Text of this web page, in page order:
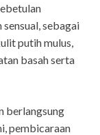
sebagai
putih mulus,
basah serta
berlangsung
pembicaraan